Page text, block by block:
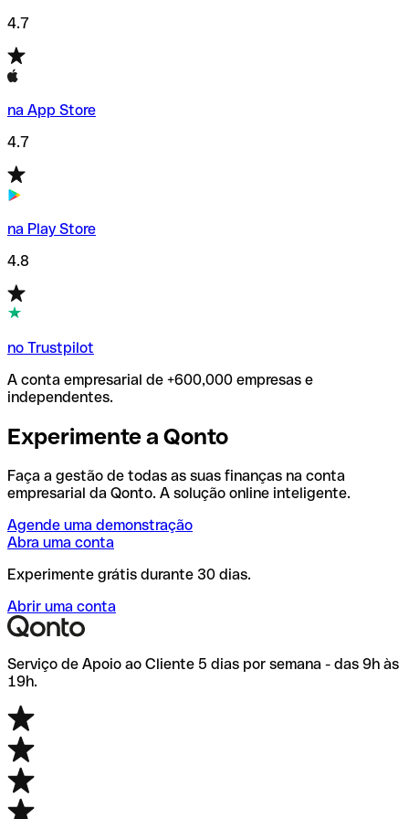
4.7
na App Store
4.7
na Play Store
4.8
no Trustpilot
A conta empresarial de +600,000 empresas e
independentes.
Experimente a Qonto
Faça a gestão de todas as suas finanças na conta
empresarial da Qonto. A solução online inteligente.
Agende uma demonstração
Abra uma conta
Experimente grátis durante 30 dias.
Abrir uma conta
Serviço de Apoio ao Cliente 5 dias por semana - das 9h às
19h.